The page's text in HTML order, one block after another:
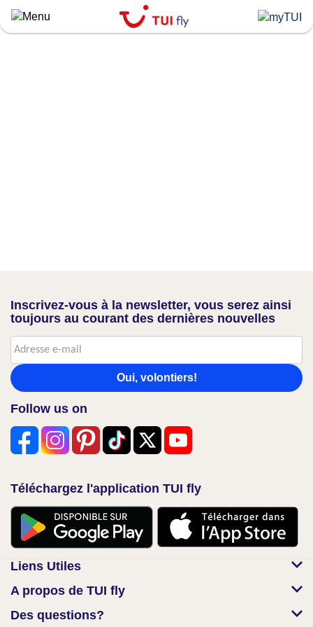
Skip
to
Inscrivez-vous à la newsletter, vous serez ainsi
toujours au courant des dernières nouvelles
Oui, volontiers!
Follow us on
Téléchargez l'application TUI fly
Liens Utiles
A propos de TUI fly
Des questions?